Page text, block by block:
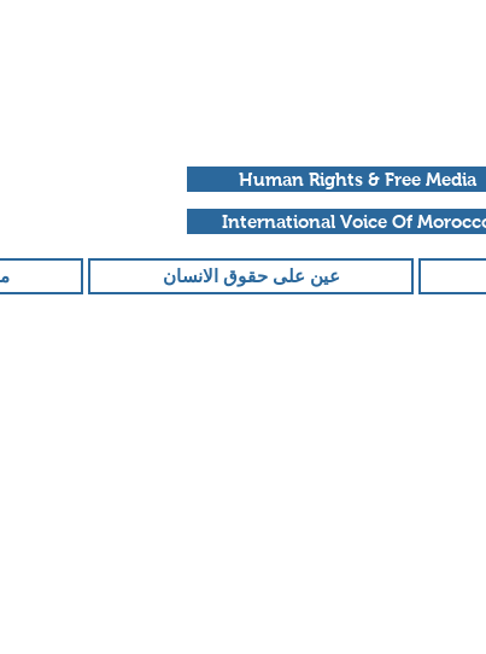
Human Rights & Free Media
International Voice Of
عين على حقوق الانسان